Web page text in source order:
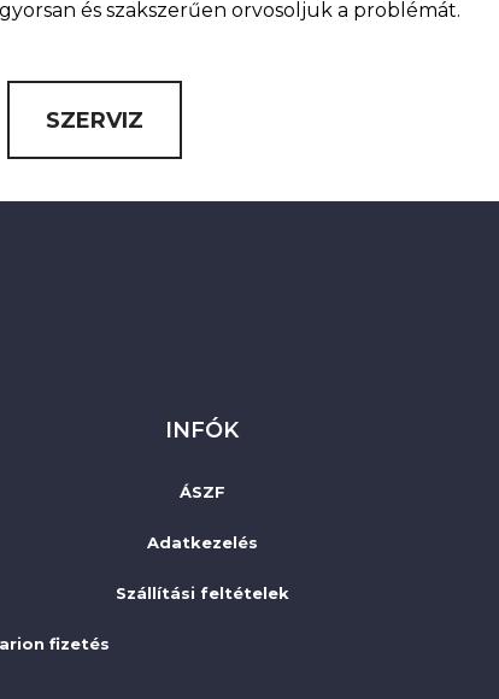
és szakszerűen orvosoljuk a problémát.
SZERVIZ
INFÓK
ÁSZF
Adatkezelés
Szállítási feltételek